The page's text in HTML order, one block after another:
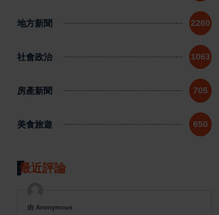
地方新聞 2260
社會政治 1063
房產新聞 705
美食旅遊 650
最近評論
由 Anonymous